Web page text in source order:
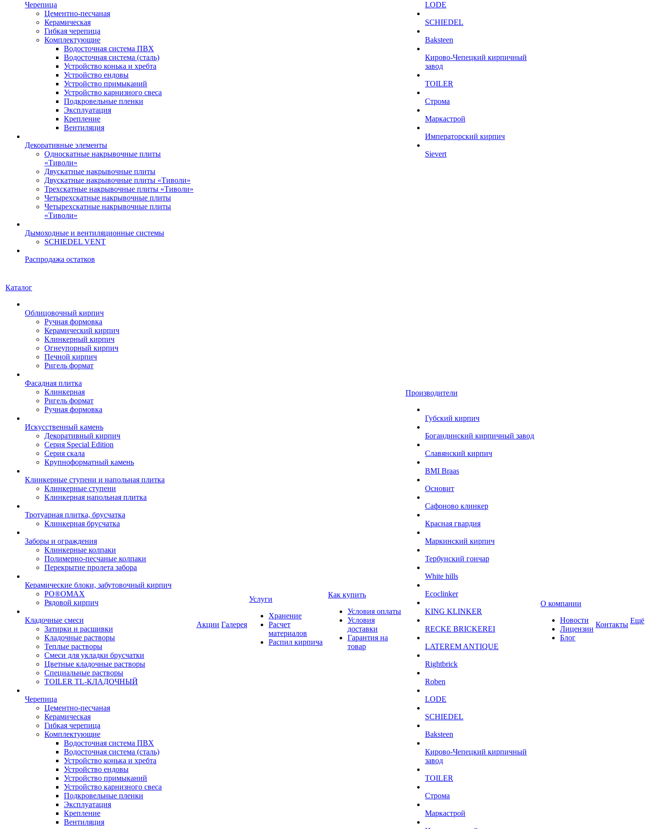
Черепица
Цементно-песчаная
Керамическая
Гибкая черепица
Комплектующие
Водосточная система ПВХ
Водосточная система (сталь)
Устройство конька и хребта
Устройство ендовы
Устройство примыканий
Устройство карнизного свеса
Подкровельные пленки
Эксплуатация
Крепление
Вентиляция
Декоративные элементы
Односкатные накрывочные плиты
«Тиволи»
Двускатные накрывочные плиты
Двускатные накрывочные плиты «Тиволи»
Трехскатные накрывочные плиты «Тиволи»
Четырехскатные накрывочные плиты
Четырехскатные накрывочные плиты
«Тиволи»
Дымоходные и вентиляционные системы
SCHIEDEL VENT
Распродажа остатков
LODE
SCHIEDEL
Baksteen
Кирово-Чепецкий кирпичный
завод
TOILER
Строма
Маркастрой
Императорский кирпич
Sievert
Каталог
Облицовочный кирпич
Ручная формовка
Керамический кирпич
Клинкерный кирпич
Огнеупорный кирпич
Печной кирпич
Ригель формат
Фасадная плитка
Клинкерная
Ригель формат
Ручная формовка
Искусственный камень
Декоративный кирпич
Серия Special Edition
Серия скала
Крупноформатный камень
Клинкерные ступени и напольная плитка
Клинкерные ступени
Клинкерная напольная плитка
Тротуарная плитка, брусчатка
Клинкерная брусчатка
Заборы и ограждения
Клинкерные колпаки
Полимерно-песчаные колпаки
Перекрытие пролета забора
Керамические блоки, забутовочный кирпич
PO®OMAX
Рядовой кирпич
Кладочные смеси
Затирки и расшивки
Кладочные растворы
Теплые растворы
Смеси для укладки брусчатки
Цветные кладочные растворы
Специальные растворы
TOILER TL-КЛАДОЧНЫЙ
Черепица
Цементно-песчаная
Керамическая
Гибкая черепица
Комплектующие
Водосточная система ПВХ
Водосточная система (сталь)
Устройство конька и хребта
Устройство ендовы
Устройство примыканий
Устройство карнизного свеса
Подкровельные пленки
Эксплуатация
Крепление
Вентиляция
Акции Галерея
Услуги
Хранение
Расчет
материалов
Распил кирпича
Как купить
Условия оплаты
Условия
доставки
Гарантия на
товар
Производители
Губский кирпич
Богандинский кирпичный завод
Славянский кирпич
BMI Braas
Основит
Сафоново клинкер
Красная гвардия
Маркинский кирпич
Тербунский гончар
White hills
Ecoclinker
KING KLINKER
RECKE BRICKEREI
LATEREM ANTIQUE
Rightbrick
Roben
LODE
SCHIEDEL
Baksteen
Кирово-Чепецкий кирпичный
завод
TOILER
Строма
Маркастрой
О компании
Новости
Лицензии
Блог
Контакты Ещё